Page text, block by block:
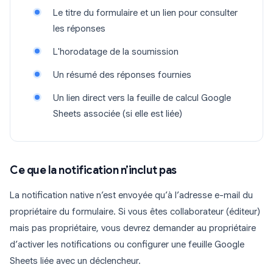
Le titre du formulaire et un lien pour consulter
les réponses
L'horodatage de la soumission
Un résumé des réponses fournies
Un lien direct vers la feuille de calcul Google
Sheets associée (si elle est liée)
Ce que la notification n’inclut pas
La notification native n’est envoyée qu’à l’adresse e-mail du
propriétaire du formulaire. Si vous êtes collaborateur (éditeur)
mais pas propriétaire, vous devrez demander au propriétaire
d’activer les notifications ou configurer une feuille Google
Sheets liée avec un déclencheur.